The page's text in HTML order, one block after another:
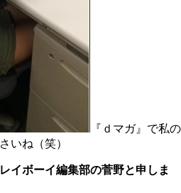
『ｄマガ』で私の
いね（笑）
イボーイ編集部の菅野と申しま